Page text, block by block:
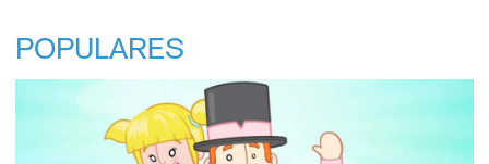
POPULARES